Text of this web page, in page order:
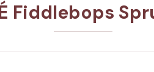
Fiddlebops